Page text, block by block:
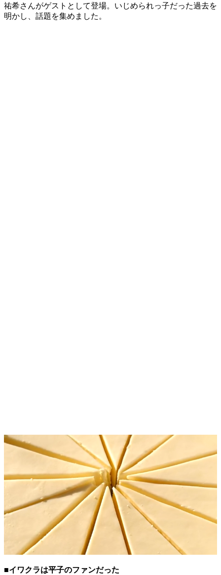
祐希さんがゲストとして登場。いじめられっ子だった過去を
明かし、話題を集めました。
■イワクラは平子のファンだった